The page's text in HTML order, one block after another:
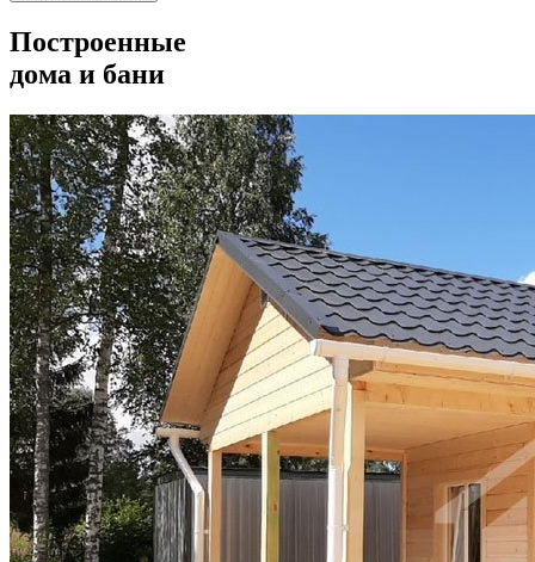
Построенные
дома и бани